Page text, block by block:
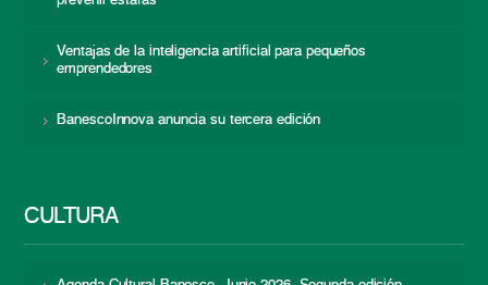
Ventajas de la inteligencia artificial para pequeños
emprendedores
BanescoInnova anuncia su tercera edición
CULTURA